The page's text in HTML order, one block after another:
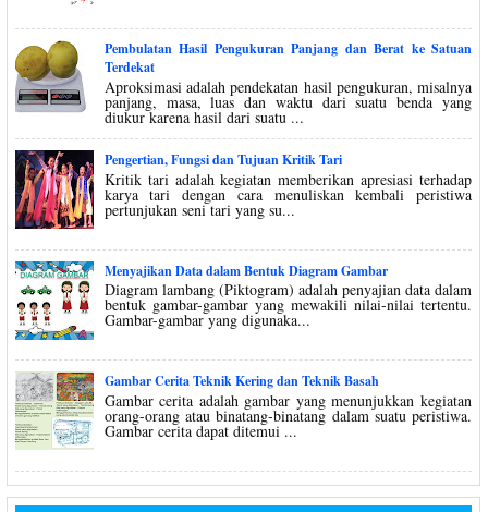
Pembulatan Hasil Pengukuran Panjang dan Berat ke Satuan
Terdekat
Aproksimasi adalah pendekatan hasil pengukuran, misalnya
panjang, masa, luas dan waktu dari suatu benda yang
diukur karena hasil dari suatu ...
Pengertian, Fungsi dan Tujuan Kritik Tari
Kritik tari adalah kegiatan memberikan apresiasi terhadap
karya tari dengan cara menuliskan kembali peristiwa
pertunjukan seni tari yang su...
Menyajikan Data dalam Bentuk Diagram Gambar
Diagram lambang (Piktogram) adalah penyajian data dalam
bentuk gambar-gambar yang mewakili nilai-nilai tertentu.
Gambar-gambar yang digunaka...
Gambar Cerita Teknik Kering dan Teknik Basah
Gambar cerita adalah gambar yang menunjukkan kegiatan
orang-orang atau binatang-binatang dalam suatu peristiwa.
Gambar cerita dapat ditemui ...